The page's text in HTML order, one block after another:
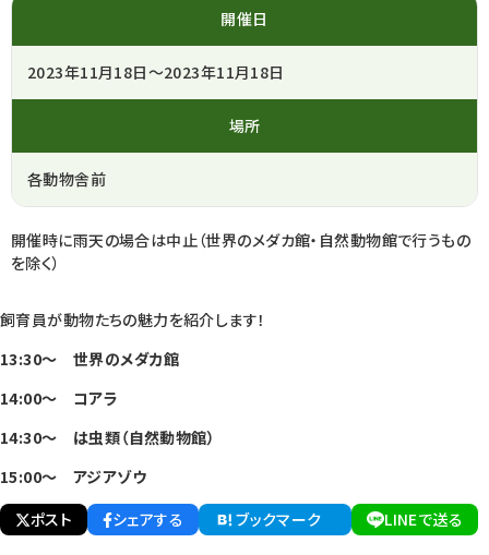
開催日
2023年11月18日～2023年11月18日
場所
各動物舎前
開催時に雨天の場合は中止（世界のメダカ館・自然動物館で行うもの
を除く）
飼育員が動物たちの魅力を紹介します！
13:30～ 世界のメダカ館
14:00～ コアラ
14:30～ は虫類（自然動物館）
15:00～ アジアゾウ
ポスト
シェアする ブックマーク LINEで送る